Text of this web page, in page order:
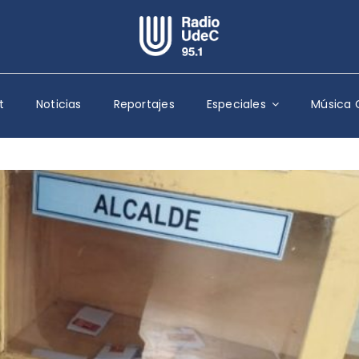
Escuchar Radio UdeC en vivo
Quiénes Somos
Programación
Podcast
Noticias
Reportajes
Música Clásica
Especiales
Noticias Reportajes Especiales Música